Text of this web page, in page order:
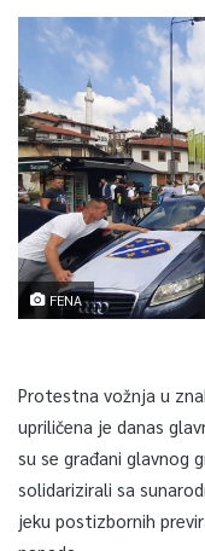
FENA
Protestna vožnja u
upriličena je danas
su se građani glavnog
solidarizirali sa
jeku postizbornih